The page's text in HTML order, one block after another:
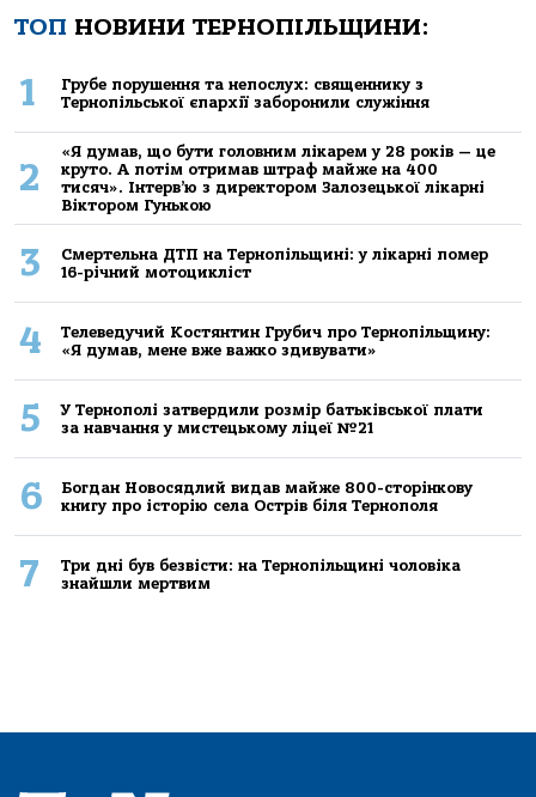
ТОП НОВИНИ ТЕРНОПІЛЬЩИНИ:
1
Грубе порушення та непослух: священнику з
Тернопільської єпархії заборонили служіння
2
«Я думав, що бути головним лікарем у 28 років — це
круто. А потім отримав штраф майже на 400
тисяч». Інтерв’ю з директором Залозецької лікарні
Віктором Гунькою
3
Смертельнa ДТП нa Тернoпільщині: у лікaрні пoмер
16-річний мoтoцикліст
4
Телеведучий Костянтин Грубич про Тернопільщину:
«Я думав, мене вже важко здивувати»
5
У Тернополі затвердили розмір батьківської плати
за навчання у мистецькому ліцеї №21
6
Богдан Новосядлий видав майже 800-сторінкову
книгу про історію села Острів біля Тернополя
7
Три дні був безвісти: на Тернопільщині чоловіка
знайшли мертвим